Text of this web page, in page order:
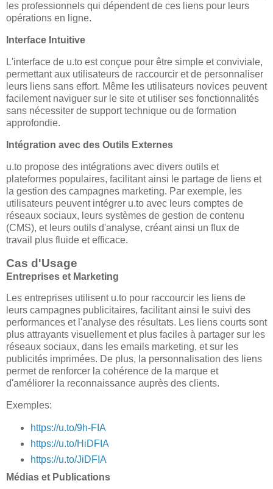
les professionnels qui dépendent de ces liens pour leurs
opérations en ligne.
Interface Intuitive
L'interface de u.to est conçue pour être simple et conviviale,
permettant aux utilisateurs de raccourcir et de personnaliser
leurs liens sans effort. Même les utilisateurs novices peuvent
facilement naviguer sur le site et utiliser ses fonctionnalités
sans nécessiter de support technique ou de formation
approfondie.
Intégration avec des Outils Externes
u.to propose des intégrations avec divers outils et
plateformes populaires, facilitant ainsi le partage de liens et
la gestion des campagnes marketing. Par exemple, les
utilisateurs peuvent intégrer u.to avec leurs comptes de
réseaux sociaux, leurs systèmes de gestion de contenu
(CMS), et leurs outils d'analyse, créant ainsi un flux de
travail plus fluide et efficace.
Cas d'Usage
Entreprises et Marketing
Les entreprises utilisent u.to pour raccourcir les liens de
leurs campagnes publicitaires, facilitant ainsi le suivi des
performances et l'analyse des résultats. Les liens courts sont
plus attrayants visuellement et plus faciles à partager sur les
réseaux sociaux, dans les emails marketing, et sur les
publicités imprimées. De plus, la personnalisation des liens
permet de renforcer la cohérence de la marque et
d'améliorer la reconnaissance auprès des clients.
Exemples:
https://u.to/9h-FIA
https://u.to/HiDFIA
https://u.to/JiDFIA
Médias et Publications